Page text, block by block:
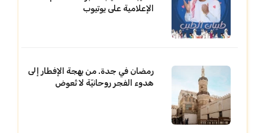
الإعلامية على يوتيوب
رمضان في جدة. من بهجة الإفطار إلى
هدوء الفجر روحانيّة لا تُعوض